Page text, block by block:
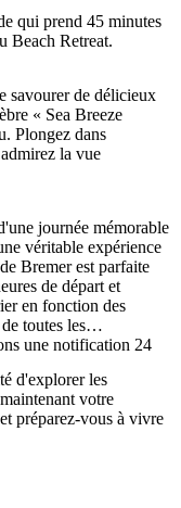
qui prend 45 minutes
Beach Retreat.
savourer de délicieux
« Sea Breeze
Plongez dans
la vue
journée mémorable
véritable expérience
Bremer est parfaite
de départ et
en fonction des
toutes les
une notification 24
d'explorer les
votre
préparez-vous à vivre